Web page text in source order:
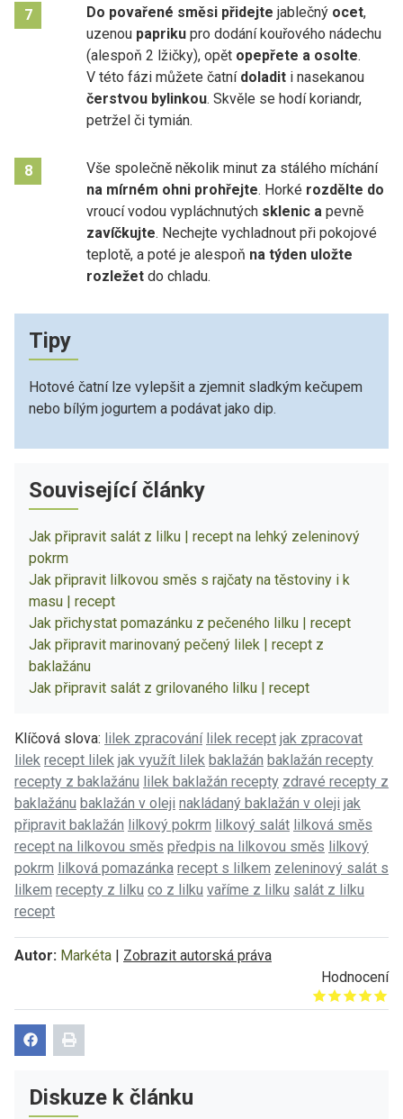
7 Do povařené směsi přidejte jablečný ocet,
uzenou papriku pro dodání kouřového nádechu
(alespoň 2 lžičky), opět opepřete a osolte.
V této fázi můžete čatní doladit i nasekanou
čerstvou bylinkou. Skvěle se hodí koriandr,
petržel či tymián.
8
Vše společně několik minut za stálého míchání
na mírném ohni prohřejte. Horké rozdělte do
vroucí vodou vypláchnutých sklenic a pevně
zavíčkujte. Nechejte vychladnout při pokojové
teplotě, a poté je alespoň na týden uložte
rozležet do chladu.
Tipy
Hotové čatní lze vylepšit a zjemnit sladkým kečupem
nebo bílým jogurtem a podávat jako dip.
Související články
Jak připravit salát z lilku | recept na lehký zeleninový
pokrm
Jak připravit lilkovou směs s rajčaty na těstoviny i k
masu | recept
Jak přichystat pomazánku z pečeného lilku | recept
Jak připravit marinovaný pečený lilek | recept z
baklažánu
Jak připravit salát z grilovaného lilku | recept
Klíčová slova: lilek zpracování lilek recept jak zpracovat
lilek recept lilek jak využít lilek baklažán baklažán recepty
recepty z baklažánu lilek baklažán recepty zdravé recepty z
baklažánu baklažán v oleji nakládaný baklažán v oleji jak
připravit baklažán lilkový pokrm lilkový salát lilková směs
recept na lilkovou směs předpis na lilkovou směs lilkový
pokrm lilková pomazánka recept s lilkem zeleninový salát s
lilkem recepty z lilku co z lilku vaříme z lilku salát z lilku
recept
Autor: Markéta | Zobrazit autorská práva
Hodnocení
Give it 1/5
Give it 2/5
Give it 3/5
Give it 4/5
Give it 5/5
Diskuze k článku